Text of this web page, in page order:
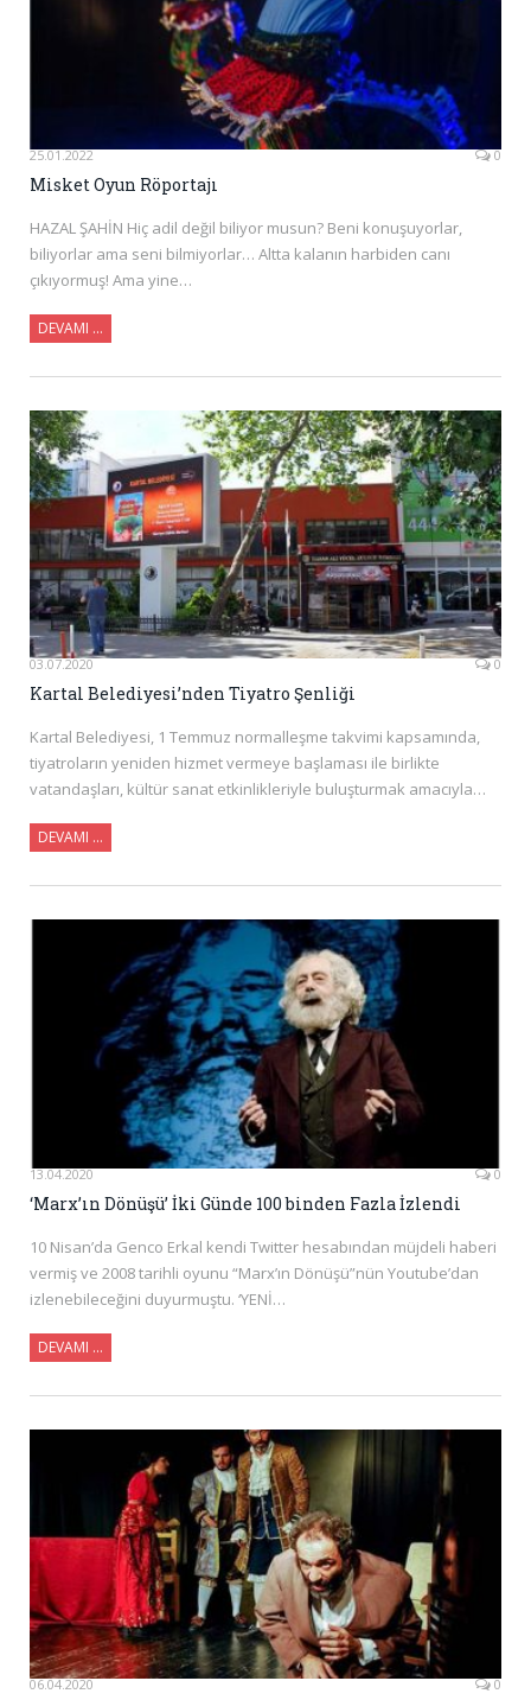
25.01.2022 0
Misket Oyun Röportajı
HAZAL ŞAHİN Hiç adil değil biliyor musun? Beni konuşuyorlar,
biliyorlar ama seni bilmiyorlar… Altta kalanın harbiden canı
çıkıyormuş! Ama yine…
DEVAMI …
03.07.2020 0
Kartal Belediyesi’nden Tiyatro Şenliği
Kartal Belediyesi, 1 Temmuz normalleşme takvimi kapsamında,
tiyatroların yeniden hizmet vermeye başlaması ile birlikte
vatandaşları, kültür sanat etkinlikleriyle buluşturmak amacıyla…
DEVAMI …
13.04.2020 0
‘Marx’ın Dönüşü’ İki Günde 100 binden Fazla İzlendi
10 Nisan’da Genco Erkal kendi Twitter hesabından müjdeli haberi
vermiş ve 2008 tarihli oyunu “Marx’ın Dönüşü”nün Youtube’dan
izlenebileceğini duyurmuştu. ‘YENİ…
DEVAMI …
06.04.2020 0